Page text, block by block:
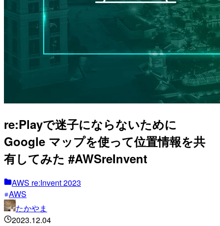
re:Playで迷子にならないために
Google マップを使って位置情報を共
有してみた #AWSreInvent
AWS re:Invent 2023
AWS
たかやま
2023.12.04